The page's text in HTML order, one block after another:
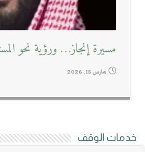
مسيرة إنجاز… ورؤية نحو
مارس 15, 2026
خدمات الوقف